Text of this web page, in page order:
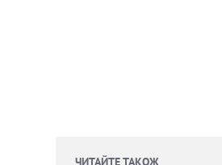
ЧИТАЙТЕ ТАКОЖ